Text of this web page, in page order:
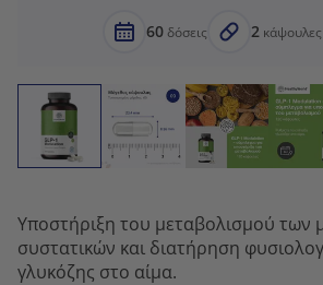
60δόσεις 2
Υποστήριξη του μεταβολισμού των
συστατικών και διατήρηση
γλυκόζης στο αίμα.